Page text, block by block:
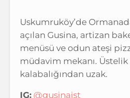
Uskumruköy’de
açılan Gusina, artizan
menüsü ve odun ateşi
müdavim mekanı. Üstelik
kalabalığından uzak.
IG: @gusinaist